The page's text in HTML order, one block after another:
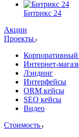
Битрикс 24
Акции
Проекты
Корпоративный
Интернет-
Лэндинг
Интерфейсы
ORM кейсы
SEO кейсы
Видео
Стоимость